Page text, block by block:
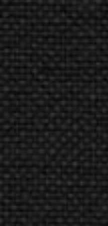
WEB MEDIA
WEB SERVICE